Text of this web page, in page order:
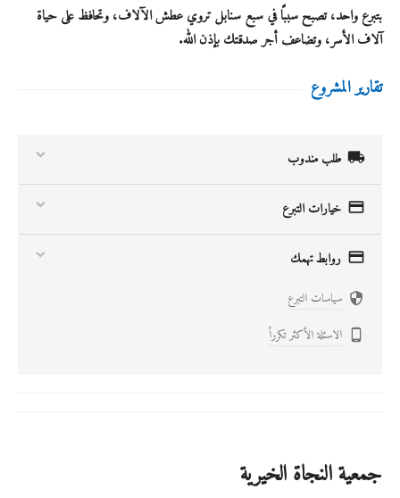
بتبرع واحد، تصبح سببًا في سبع سنابل تروي عطش الآلاف، وتحافظ على حياة
آلاف الأسر، وتضاعف أجر صدقتك بإذن الله.
تقارير المشروع
 طلب مندوب
 خيارات التبرع
 روابط تهمك
 سياسات التبرع
 الاسئلة الأكثر تكرراً
جمعية النجاة الخيرية